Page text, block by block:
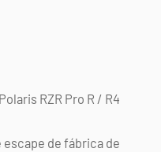
RZR Pro R / R4
escape de fábrica de